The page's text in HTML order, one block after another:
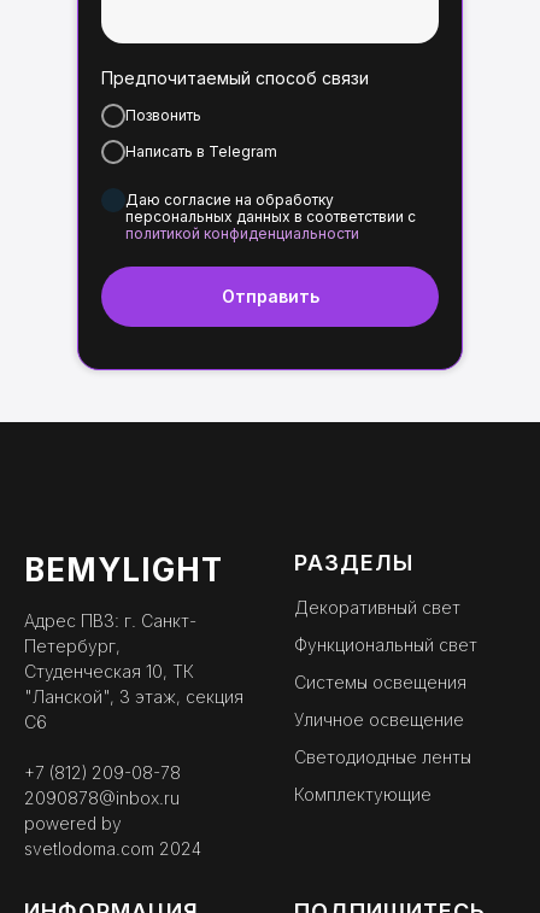
Предпочитаемый способ связи
Позвонить
Написать в Telegram
Даю согласие на обработку
персональных данных в соответствии с
политикой конфиденциальности
Отправить
BEMYLIGHT
Адрес ПВЗ: г. Санкт-
Петербург,
Студенческая 10, ТК
"Ланской", 3 этаж, секция
С6
+7 (812) 209-08-78
2090878@inbox.ru
powered by
svetlodoma.com 2024
РАЗДЕЛЫ
Декоративный свет
Функциональный свет
Системы освещения
Уличное освещение
Светодиодные ленты
Комплектующие